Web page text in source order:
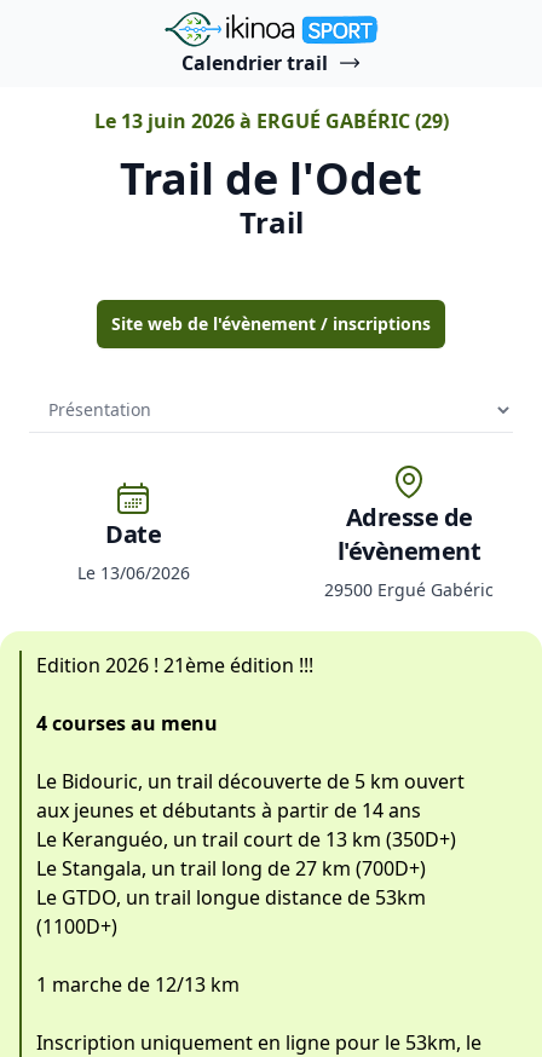
"Ikinoa Sport"
Calendrier trail
Le 13 juin 2026 à ERGUÉ GABÉRIC (29)
Trail de l'Odet
Trail
Site web de l'évènement / inscriptions
Date
Le 13/06/2026
Adresse de
l'évènement
29500 Ergué Gabéric
Edition 2026 ! 21ème édition !!!
4 courses au menu
Le Bidouric, un trail découverte de 5 km ouvert
aux jeunes et débutants à partir de 14 ans
Le Keranguéo, un trail court de 13 km (350D+)
Le Stangala, un trail long de 27 km (700D+)
Le GTDO, un trail longue distance de 53km
(1100D+)
1 marche de 12/13 km
Inscription uniquement en ligne pour le 53km, le